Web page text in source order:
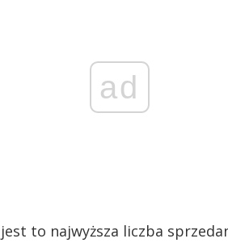
ad
to najwyższa liczba